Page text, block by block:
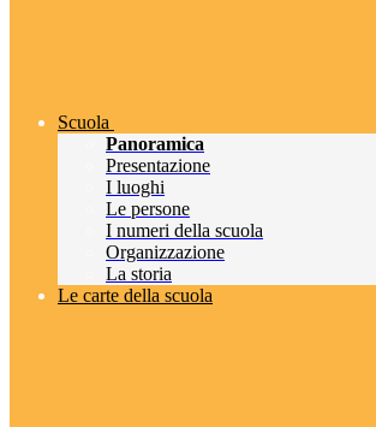
Scuola
Panoramica
Presentazione
I luoghi
Le persone
I numeri della scuola
Organizzazione
La storia
Le carte della scuola